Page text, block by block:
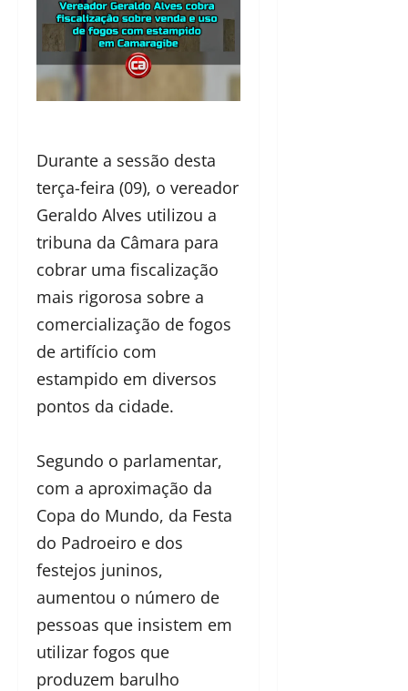
Durante a sessão desta
terça-feira (09), o vereador
Geraldo Alves utilizou a
tribuna da Câmara para
cobrar uma fiscalização
mais rigorosa sobre a
comercialização de fogos
de artifício com
estampido em diversos
pontos da cidade.
Segundo o parlamentar,
com a aproximação da
Copa do Mundo, da Festa
do Padroeiro e dos
festejos juninos,
aumentou o número de
pessoas que insistem em
utilizar fogos que
produzem barulho